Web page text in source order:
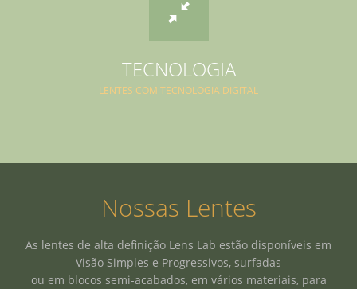
TECNOLOGIA
LENTES COM TECNOLOGIA DIGITAL
Nossas Lentes
As lentes de alta definição Lens Lab estão disponíveis em
Visão Simples e Progressivos, surfadas
ou em blocos semi-acabados, em vários materiais, para